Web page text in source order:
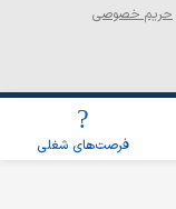
حریم خصوصی
فرصت‌های شغلی